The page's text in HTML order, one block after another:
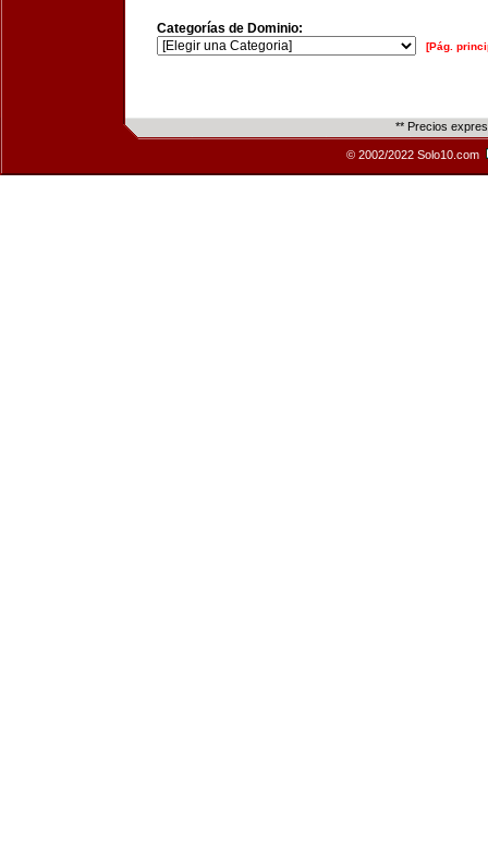
Categorías de Dominio:
[Pág.
** Precios
© 2002/2022 Solo10.com